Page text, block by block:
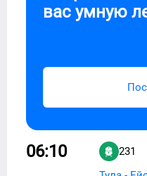
вас умную
06:10
231